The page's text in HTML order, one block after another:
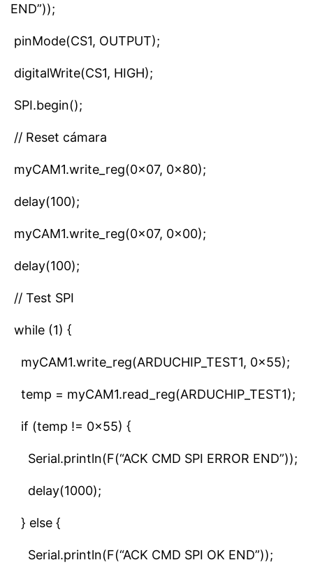
END”));
pinMode(CS1, OUTPUT);
digitalWrite(CS1, HIGH);
SPI.begin();
// Reset cámara
myCAM1.write_reg(0x07, 0x80);
delay(100);
myCAM1.write_reg(0x07, 0x00);
delay(100);
// Test SPI
while (1) {
myCAM1.write_reg(ARDUCHIP_TEST1, 0x55);
temp = myCAM1.read_reg(ARDUCHIP_TEST1);
if (temp != 0x55) {
Serial.println(F(“ACK CMD SPI ERROR END”));
delay(1000);
} else {
Serial.println(F(“ACK CMD SPI OK END”));